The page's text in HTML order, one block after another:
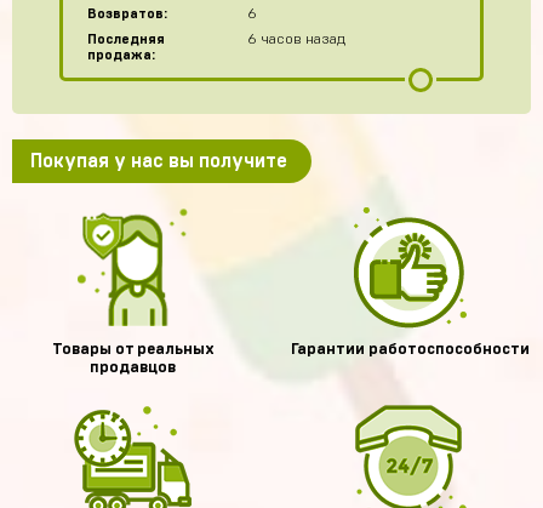
Возвратов:
6
Последняя
продажа:
6 часов назад
Покупая у нас вы получите
Товары от реальных
продавцов
Гарантии работоспособности